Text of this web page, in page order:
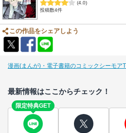
(4.0)
投稿数4件
この作品をシェアしよう
漫画(まんが)・電子書籍のコミックシーモア
最新情報はここからチェック！
限定特典GET